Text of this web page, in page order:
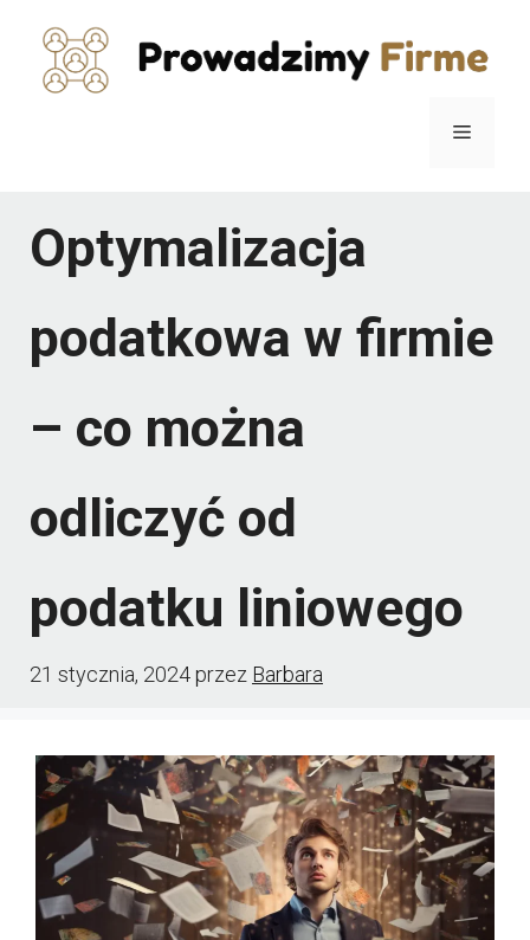
Menu
Optymalizacja
podatkowa w firmie
– co można
odliczyć od
podatku liniowego
21 stycznia, 2024przez Barbara